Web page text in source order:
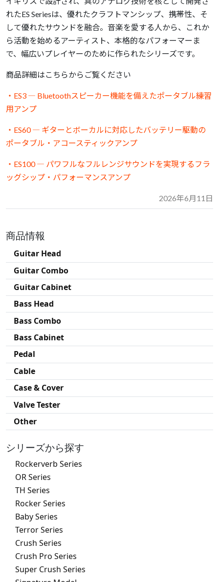
れたES Seriesは、優れたクラフトマンシップ、携帯性、そ
して優れたサウンドを融合。音楽を愛する人から、これか
ら活動を始めるアーティスト、本格的なパフォーマーま
で、幅広いプレイヤーのために作られたシリーズです。
商品詳細はこちらからご覧ください
・ES3 ― Bluetoothスピーカー機能を備えたポータブル練習
用アンプ
・ES60 ― ギターとボーカルに対応したバッテリー駆動の
ポータブル・アコースティックアンプ
・ES100 ― パワフルなフルレンジサウンドを実現するフラ
ッグシップ・パフォーマンスアンプ
2026年6月11日
商品情報
Guitar Head
Guitar Combo
Guitar Cabinet
Bass Head
Bass Combo
Bass Cabinet
Pedal
Cable
Case & Cover
Valve Tester
Other
シリーズから探す
Rockerverb Series
OR Series
TH Series
Rocker Series
Baby Series
Terror Series
Crush Series
Crush Pro Series
Super Crush Series